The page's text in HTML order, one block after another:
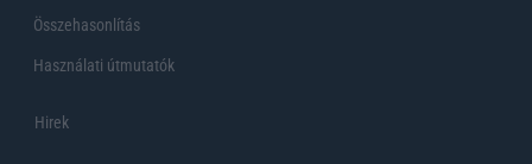
Összehasonlítás
Használati útmutatók
Hirek